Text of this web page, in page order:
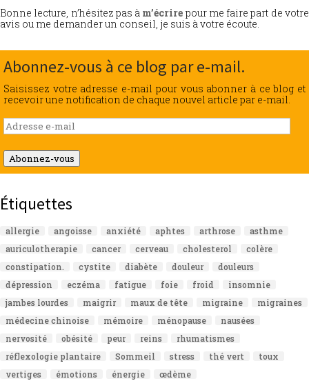
Bonne lecture, n’hésitez pas à m’écrire pour me faire part de votre
avis ou me demander un conseil, je suis à votre écoute.
Abonnez-vous à ce blog par e-mail.
Saisissez votre adresse e-mail pour vous abonner à ce blog et
recevoir une notification de chaque nouvel article par e-mail.
Adresse
e-
mail
Abonnez-vous
Étiquettes
allergie angoisse anxiété aphtes arthrose
asthme
auriculotherapie
cancer cerveau cholesterol
colère
constipation.
cystite diabète douleur
douleurs
dépression
eczéma fatigue foie froid
insomnie
jambes lourdes
maigrir maux de tête migraine
migraines
médecine chinoise
mémoire ménopause
nausées
nervosité
obésité peur reins
rhumatismes
réflexologie plantaire
Sommeil stress thé vert
toux
vertiges
émotions énergie œdème